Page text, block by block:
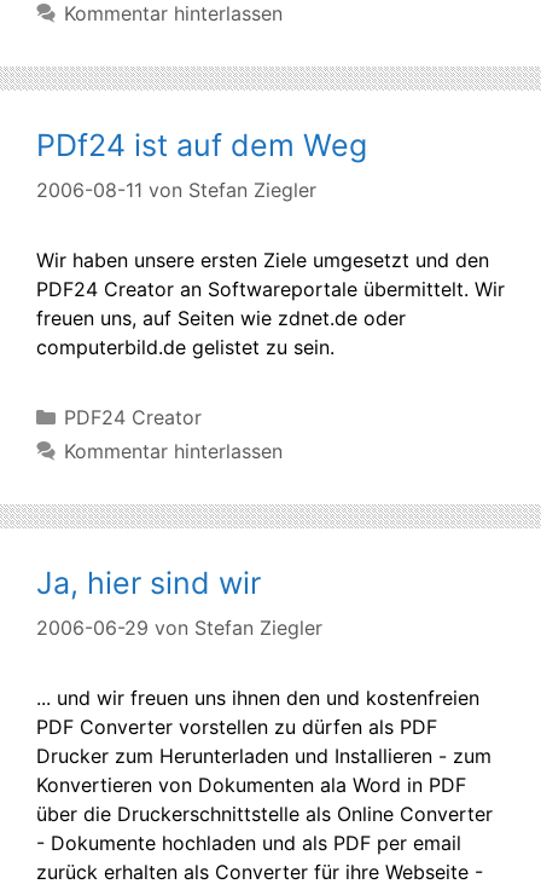
Kommentar hinterlassen
PDf24 ist auf dem Weg
2006-08-11 von Stefan Ziegler
Wir haben unsere ersten Ziele umgesetzt und den
PDF24 Creator an Softwareportale übermittelt. Wir
freuen uns, auf Seiten wie zdnet.de oder
computerbild.de gelistet zu sein.
Kategorien
PDF24 Creator
Kommentar hinterlassen
Ja, hier sind wir
2006-06-29 von Stefan Ziegler
... und wir freuen uns ihnen den und kostenfreien
PDF Converter vorstellen zu dürfen als PDF
Drucker zum Herunterladen und Installieren - zum
Konvertieren von Dokumenten ala Word in PDF
über die Druckerschnittstelle als Online Converter
- Dokumente hochladen und als PDF per email
zurück erhalten als Converter für ihre Webseite -